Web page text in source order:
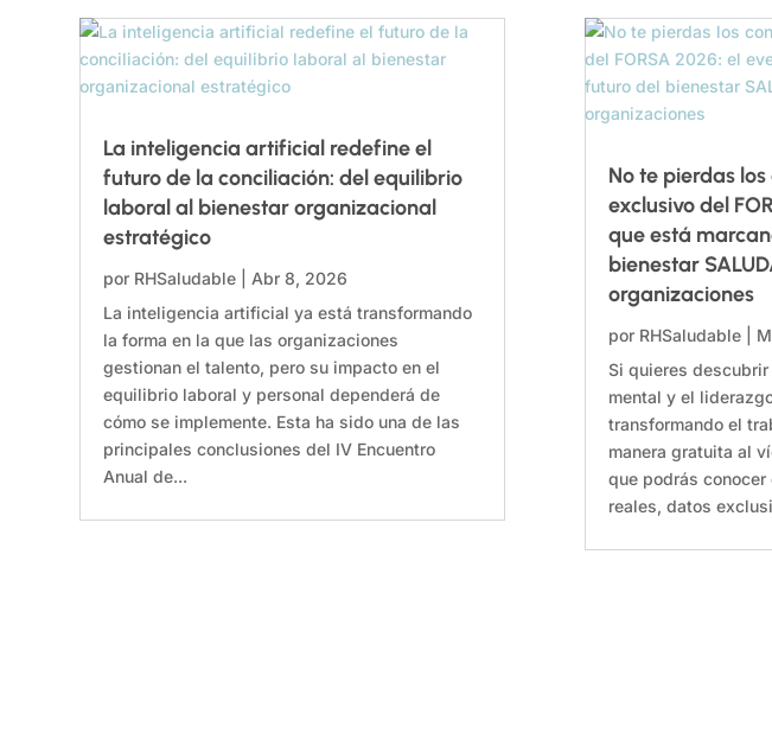
La inteligencia artificial redefine el
futuro de la conciliación: del equilibrio
laboral al bienestar organizacional
estratégico
por RHSaludable
Abr 8, 2026
La inteligencia artificial ya está transformando
la forma en la que las organizaciones
gestionan el talento, pero su impacto en el
equilibrio laboral y personal dependerá de
cómo se implemente. Esta ha sido una de las
principales conclusiones del IV Encuentro
Anual de...
No te pierdas
exclusivo del
que está
bienestar
organizaciones
por RHSaludable|
Si quieres
mental y el
transformando el
manera gratuita al
que podrás conocer
reales, datos